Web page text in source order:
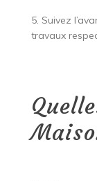
5. Suivez
travaux